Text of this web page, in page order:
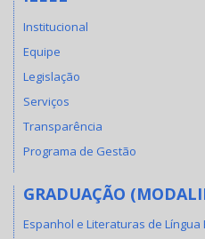
Institucional
Equipe
Legislação
Serviços
Transparência
Programa de Gestão
GRADUAÇÃO
Espanhol e Literaturas de Língua